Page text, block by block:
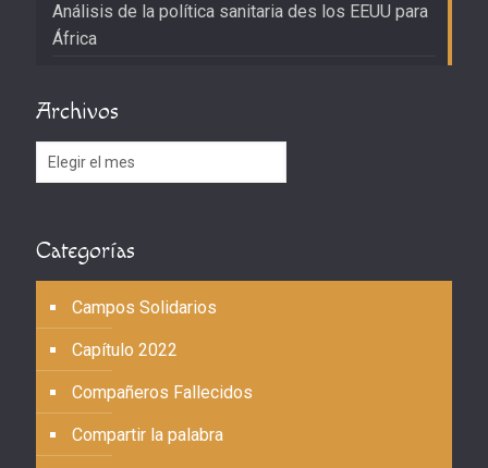
Análisis de la política sanitaria des los EEUU para
África
Archivos
Archivos
Categorías
Campos Solidarios
Capítulo 2022
Compañeros Fallecidos
Compartir la palabra